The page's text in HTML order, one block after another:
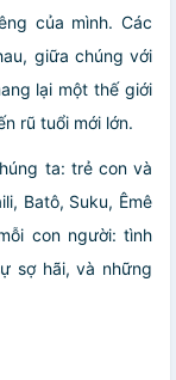
của mình. Các
giữa chúng với
lại một thế giới
rũ tuổi mới lớn.
ta: trẻ con và
Batô, Suku, Êmê
con người: tình
sợ hãi, và những